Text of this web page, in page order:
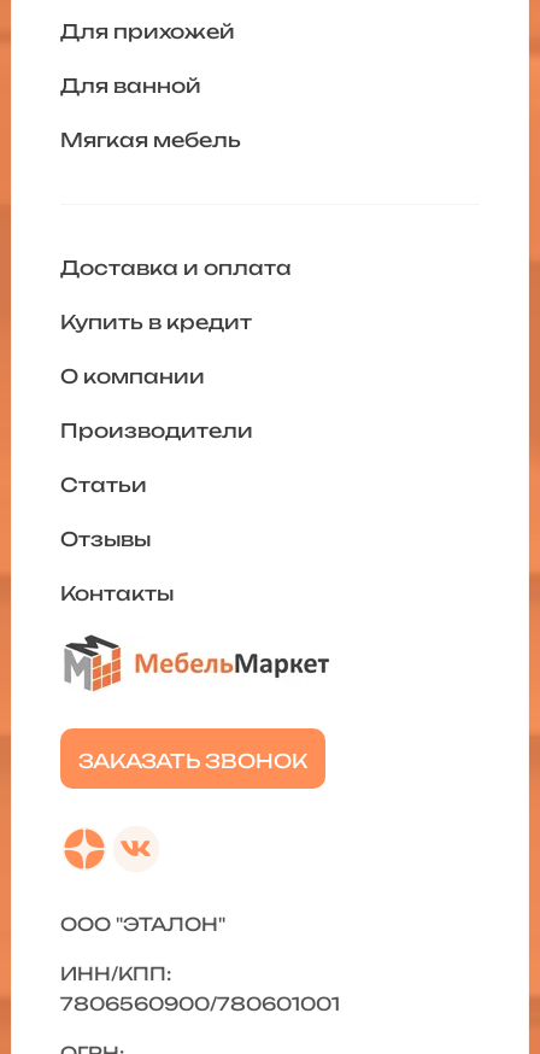
Для прихожей
Для ванной
Мягкая мебель
ЗАКАЗАТЬ ЗВОНОК
Доставка и оплата
Купить в кредит
О компании
Производители
Статьи
Отзывы
Контакты
ООО "ЭТАЛОН"
ИНН/КПП:
7806560900/780601001